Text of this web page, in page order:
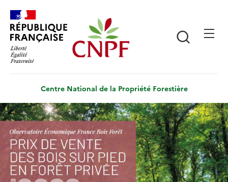
contenu
principal
Centre National de la Propriété Forestière